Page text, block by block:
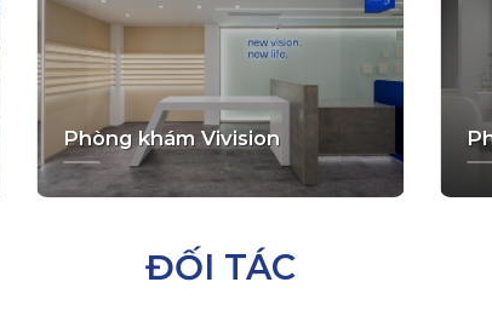
Phòng khám Vivision
ĐỐI TÁC